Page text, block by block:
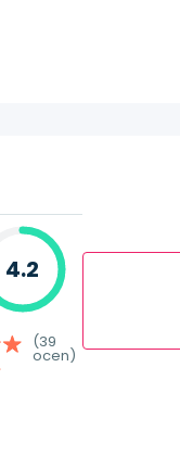
4.2
(39
ocen)